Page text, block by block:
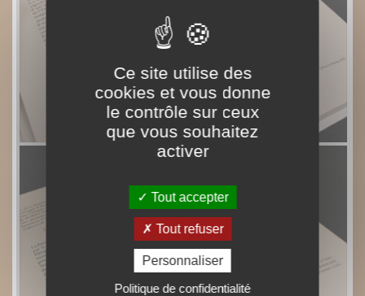
Ce site utilise des
cookies et vous donne
le contrôle sur ceux
que vous souhaitez
activer
Tout accepter
Tout refuser
Personnaliser
Politique de confidentialité